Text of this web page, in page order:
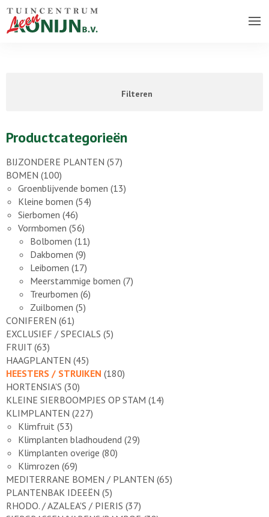
Filteren
Productcategorieën
BIJZONDERE PLANTEN (57)
BOMEN (100)
Groenblijvende bomen (13)
Kleine bomen (54)
Sierbomen (46)
Vormbomen (56)
Bolbomen (11)
Dakbomen (9)
Leibomen (17)
Meerstammige bomen (7)
Treurbomen (6)
Zuilbomen (5)
CONIFEREN (61)
EXCLUSIEF / SPECIALS (5)
FRUIT (63)
HAAGPLANTEN (45)
HEESTERS / STRUIKEN (180)
HORTENSIA'S (30)
KLEINE SIERBOOMPJES OP STAM (14)
KLIMPLANTEN (227)
Klimfruit (53)
Klimplanten bladhoudend (29)
Klimplanten overige (80)
Klimrozen (69)
MEDITERRANE BOMEN / PLANTEN (65)
PLANTENBAK IDEEËN (5)
RHODO. / AZALEA'S / PIERIS (37)